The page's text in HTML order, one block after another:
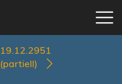
19.12.2951
(partiell)